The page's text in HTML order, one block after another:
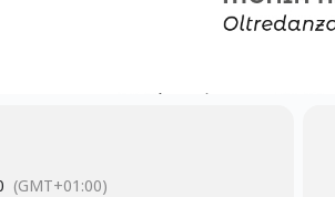
(GMT+01:00)